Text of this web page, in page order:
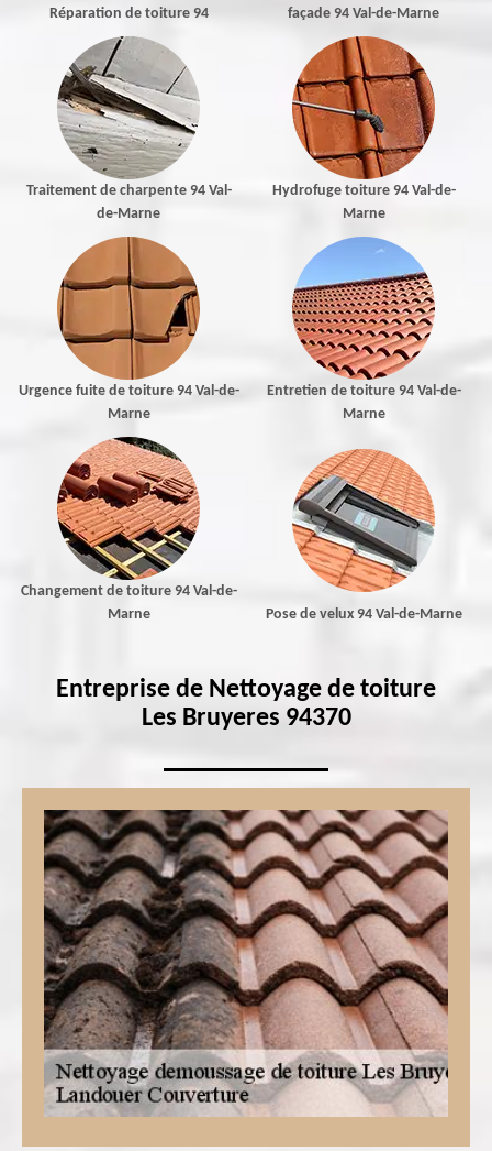
Réparation de toiture 94
façade 94 Val-de-Marne
Traitement de charpente 94 Val-
de-Marne
Hydrofuge toiture 94 Val-de-
Marne
Urgence fuite de toiture 94 Val-de-
Marne
Entretien de toiture 94 Val-de-
Marne
Changement de toiture 94 Val-de-
Marne
Pose de velux 94 Val-de-Marne
Entreprise de Nettoyage de toiture
Les Bruyeres 94370